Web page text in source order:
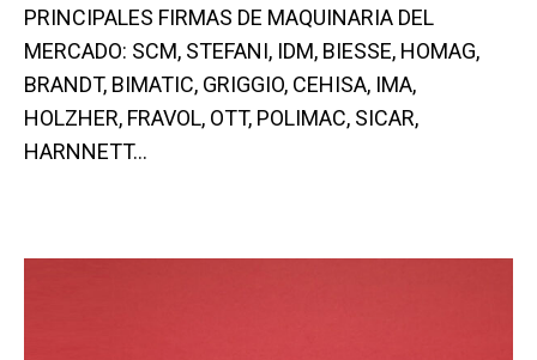
PRINCIPALES FIRMAS DE MAQUINARIA DEL
MERCADO: SCM, STEFANI, IDM, BIESSE, HOMAG,
BRANDT, BIMATIC, GRIGGIO, CEHISA, IMA,
HOLZHER, FRAVOL, OTT, POLIMAC, SICAR,
HARNNETT…